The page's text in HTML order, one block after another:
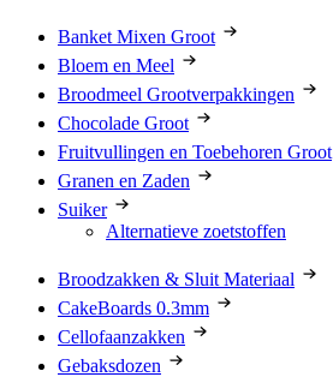
Banket Mixen Groot
Bloem en Meel
Broodmeel Grootverpakkingen
Chocolade Groot
Fruitvullingen en Toebehoren Groot
Granen en Zaden
Suiker
Alternatieve zoetstoffen
Broodzakken & Sluit Materiaal
CakeBoards 0.3mm
Cellofaanzakken
Gebaksdozen